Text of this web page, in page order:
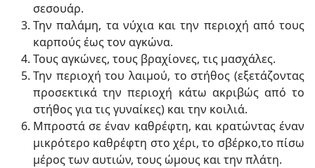
σεσουάρ.
Την παλάμη, τα νύχια και την περιοχή από τους
καρπούς έως τον αγκώνα.
Τους αγκώνες, τους βραχίονες, τις μασχάλες.
Την περιοχή του λαιμού, το στήθος (εξετάζοντας
προσεκτικά την περιοχή κάτω ακριβώς από το
στήθος για τις γυναίκες) και την κοιλιά.
Μπροστά σε έναν καθρέφτη, και κρατώντας έναν
μικρότερο καθρέφτη στο χέρι, το σβέρκο,το πίσω
μέρος των αυτιών, τους ώμους και την πλάτη.